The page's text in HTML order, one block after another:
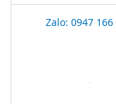
Zalo: 0947 166